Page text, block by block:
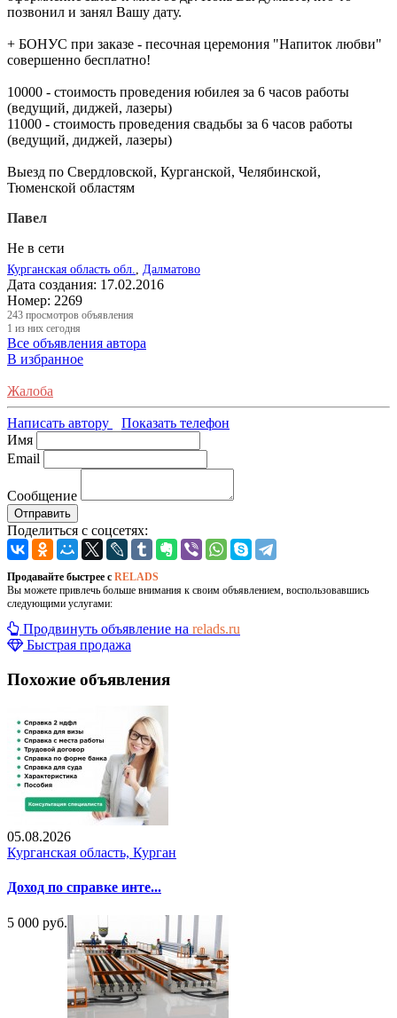
позвонил и занял Вашу дату.
+ БОНУС при заказе - песочная церемония "Напиток любви"
совершенно бесплатно!
10000 - стоимость проведения юбилея за 6 часов работы
(ведущий, диджей, лазеры)
11000 - стоимость проведения свадьбы за 6 часов работы
(ведущий, диджей, лазеры)
Выезд по Свердловской, Курганской, Челябинской,
Тюменской областям
Павел
Не в сети
Курганская область обл. Далматово
Дата создания: 17.02.2016
Номер: 2269
243 просмотров объявления
1 из них сегодня
Все объявления автора
В избранное
Жалоба
Написать автору
Показать телефон
Имя
Email
Сообщение
Отправить
Поделиться с соцсетях:
Продавайте быстрее с RELADS
Вы можете привлечь больше внимания к своим объявлением, воспользовавшись
следующими услугами:
Продвинуть объявление на relads.ru
Быстрая продажа
Похожие объявления
05.08.2026
Курганская область, Курган
Доход по справке инте...
5 000 руб.